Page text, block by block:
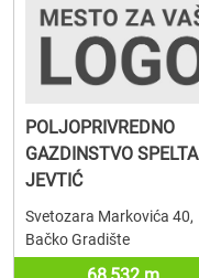
POLJOPRIVREDNO
GAZDINSTVO SPELTA
JEVTIĆ
Svetozara Markovića 40,
Bačko Gradište